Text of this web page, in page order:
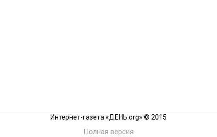
Интернет-газета «ДЕНЬ.org» © 2015
Полная версия